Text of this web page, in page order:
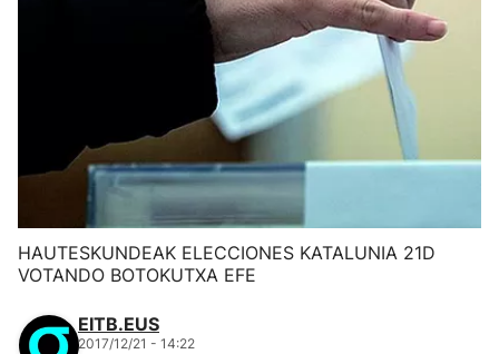
HAUTESKUNDEAK ELECCIONES KATALUNIA 21D
VOTANDO BOTOKUTXA EFE
EITB.EUS
2017/12/21 - 14:22